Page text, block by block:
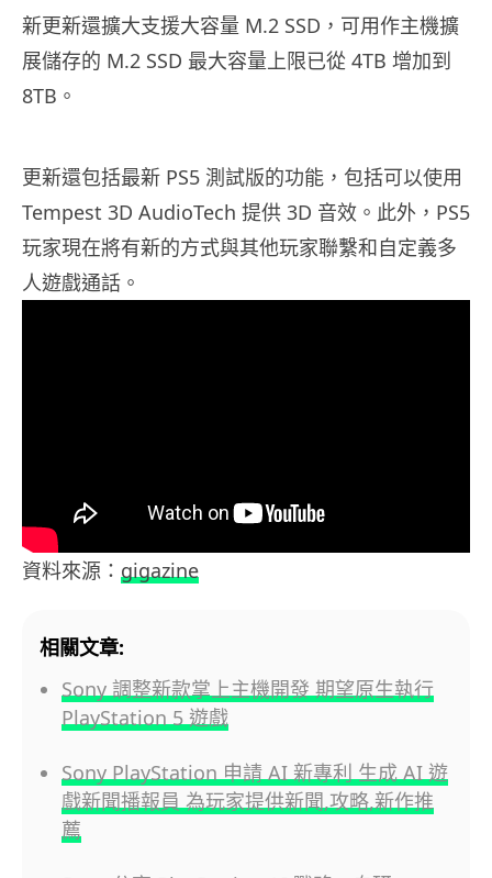
新更新還擴大支援大容量 M.2 SSD，可用作主機擴
展儲存的 M.2 SSD 最大容量上限已從 4TB 增加到
8TB。
更新還包括最新 PS5 測試版的功能，包括可以使用
Tempest 3D AudioTech 提供 3D 音效。此外，PS5
玩家現在將有新的方式與其他玩家聯繫和自定義多
人遊戲通話。
資料來源： gigazine
相關文章:
Sony 調整新款掌上主機開發 期望原生執行
PlayStation 5 遊戲
Sony PlayStation 申請 AI 新專利 生成 AI 遊
戲新聞播報員 為玩家提供新聞,攻略,新作推
薦